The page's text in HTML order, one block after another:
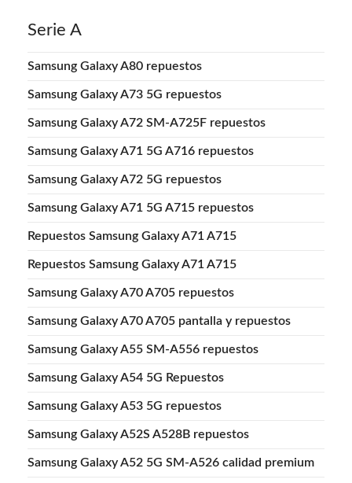
Serie A
Samsung Galaxy A80 repuestos
Samsung Galaxy A73 5G repuestos
Samsung Galaxy A72 SM-A725F repuestos
Samsung Galaxy A71 5G A716 repuestos
Samsung Galaxy A72 5G repuestos
Samsung Galaxy A71 5G A715 repuestos
Repuestos Samsung Galaxy A71 A715
Repuestos Samsung Galaxy A71 A715
Samsung Galaxy A70 A705 repuestos
Samsung Galaxy A70 A705 pantalla y repuestos
Samsung Galaxy A55 SM-A556 repuestos
Samsung Galaxy A54 5G Repuestos
Samsung Galaxy A53 5G repuestos
Samsung Galaxy A52S A528B repuestos
Samsung Galaxy A52 5G SM-A526 calidad premium